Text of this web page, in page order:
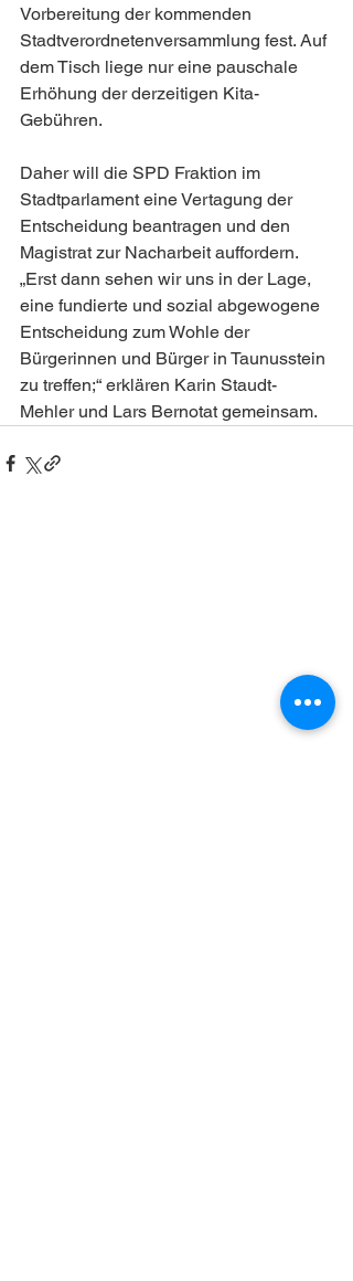
Vorbereitung der kommenden
Stadtverordnetenversammlung fest. Auf
dem Tisch liege nur eine pauschale
Erhöhung der derzeitigen Kita-
Gebühren.
Daher will die SPD Fraktion im
Stadtparlament eine Vertagung der
Entscheidung beantragen und den
Magistrat zur Nacharbeit auffordern.
„Erst dann sehen wir uns in der Lage,
eine fundierte und sozial abgewogene
Entscheidung zum Wohle der
Bürgerinnen und Bürger in Taunusstein
zu treffen;“ erklären Karin Staudt-
Mehler und Lars Bernotat gemeinsam.